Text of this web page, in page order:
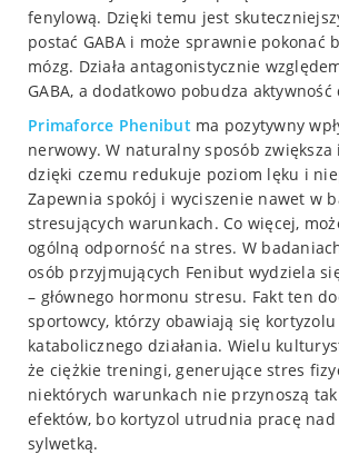
fenylową. Dzięki temu jest
postać GABA i może sprawnie pokonać
mózg. Działa antagonistycznie
GABA, a dodatkowo pobudza
Primaforce Phenibut ma pozytywny
nerwowy. W naturalny sposób zwiększa
dzięki czemu redukuje poziom lęku i
Zapewnia spokój i wyciszenie nawet w
stresujących warunkach. Co więcej,
ogólną odporność na stres. W
osób przyjmujących Fenibut wydziela
– głównego hormonu stresu. Fakt ten
sportowcy, którzy obawiają się
katabolicznego działania. Wielu
że ciężkie treningi, generujące stres
niektórych warunkach nie przynoszą
efektów, bo kortyzol utrudnia pracę nad
sylwetką.